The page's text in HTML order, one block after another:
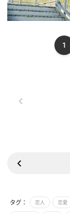
1
タグ： 恋人 恋愛